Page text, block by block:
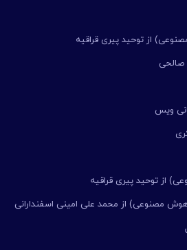
از توحید پیری قراقیه
صالحی
ویس
از توحید پیری قراقیه
مصنوعی) از محمد علی امینی اسفندارانی